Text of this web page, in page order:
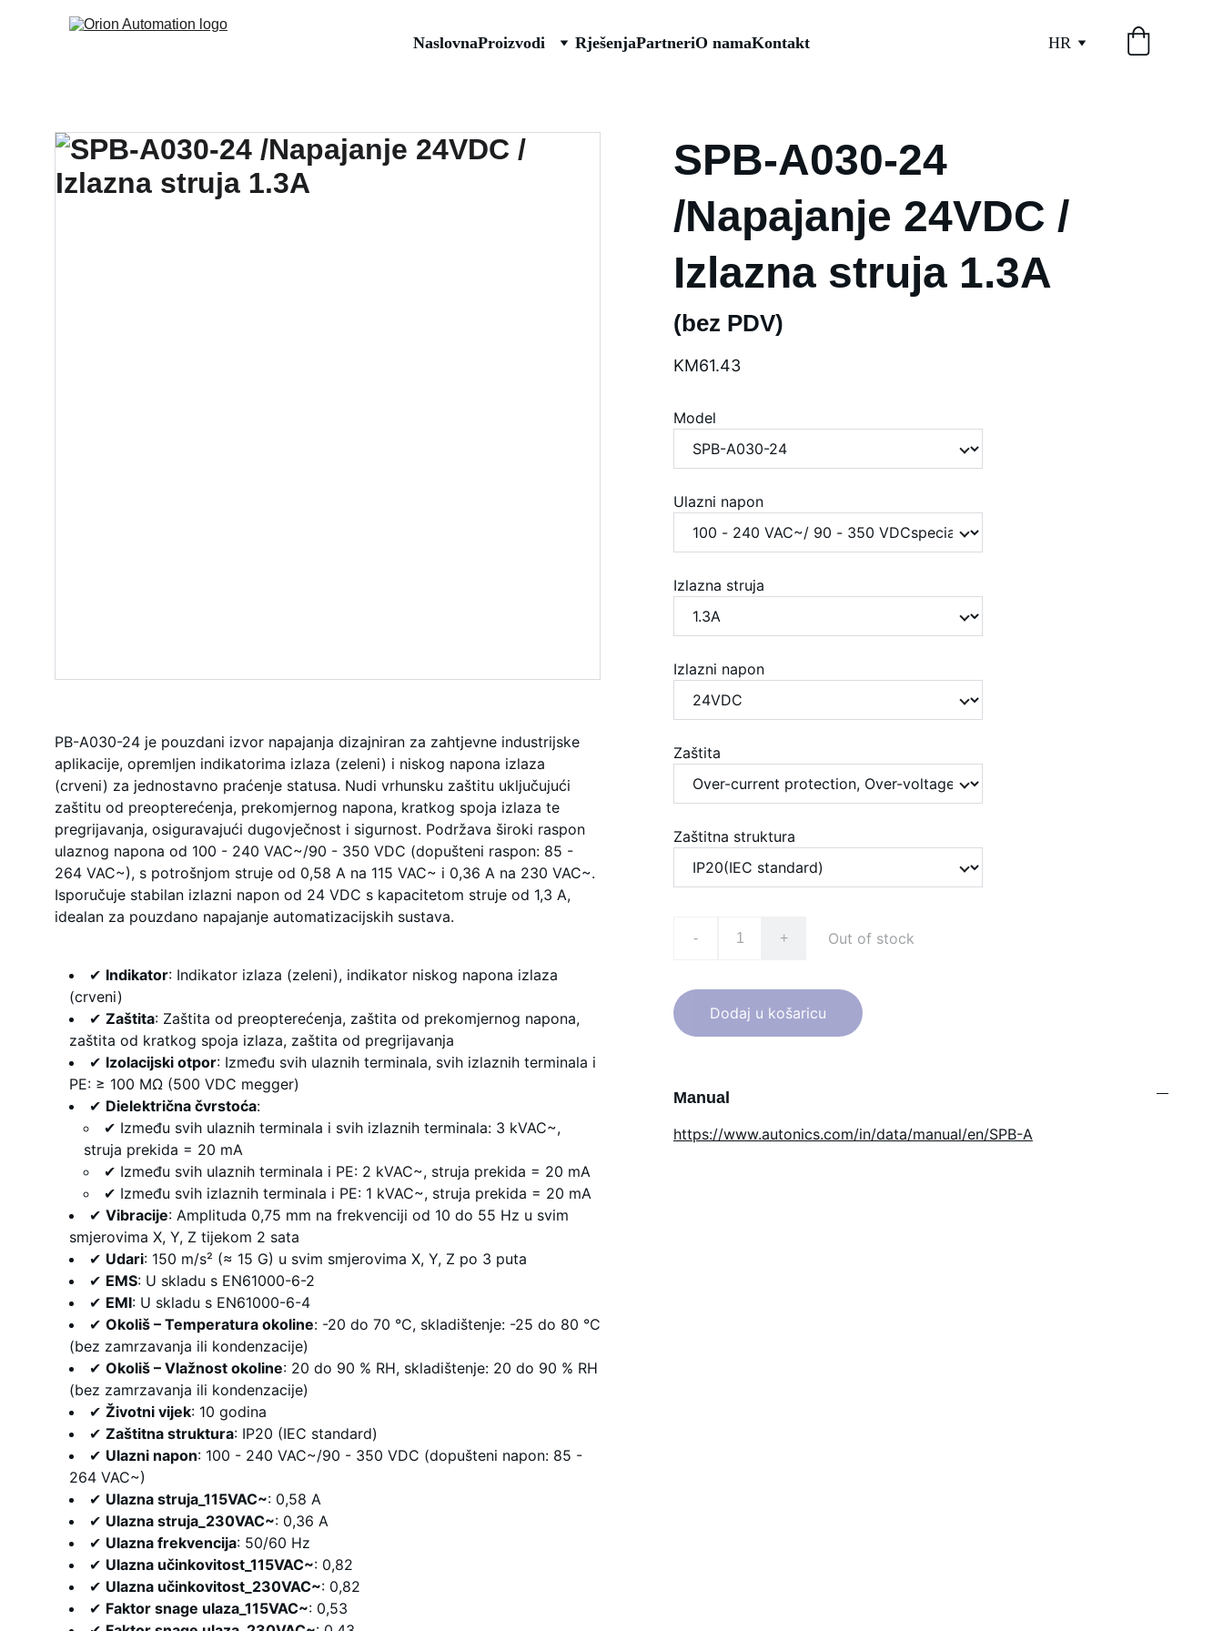
NaslovnaProizvodi RješenjaPartneriO namaKontakt HR
PB-A030-24 je pouzdani izvor napajanja dizajniran za zahtjevne industrijske
aplikacije, opremljen indikatorima izlaza (zeleni) i niskog napona izlaza
(crveni) za jednostavno praćenje statusa. Nudi vrhunsku zaštitu uključujući
zaštitu od preopterećenja, prekomjernog napona, kratkog spoja izlaza te
pregrijavanja, osiguravajući dugovječnost i sigurnost. Podržava široki raspon
ulaznog napona od 100 - 240 VAC~/90 - 350 VDC (dopušteni raspon: 85 -
264 VAC~), s potrošnjom struje od 0,58 A na 115 VAC~ i 0,36 A na 230 VAC~.
Isporučuje stabilan izlazni napon od 24 VDC s kapacitetom struje od 1,3 A,
idealan za pouzdano napajanje automatizacijskih sustava.
✔ Indikator: Indikator izlaza (zeleni), indikator niskog napona izlaza
(crveni)
✔ Zaštita: Zaštita od preopterećenja, zaštita od prekomjernog napona,
zaštita od kratkog spoja izlaza, zaštita od pregrijavanja
✔ Izolacijski otpor: Između svih ulaznih terminala, svih izlaznih terminala i
PE: ≥ 100 MΩ (500 VDC megger)
✔ Dielektrična čvrstoća:
✔ Između svih ulaznih terminala i svih izlaznih terminala: 3 kVAC~,
struja prekida = 20 mA
✔ Između svih ulaznih terminala i PE: 2 kVAC~, struja prekida = 20 mA
✔ Između svih izlaznih terminala i PE: 1 kVAC~, struja prekida = 20 mA
✔ Vibracije: Amplituda 0,75 mm na frekvenciji od 10 do 55 Hz u svim
smjerovima X, Y, Z tijekom 2 sata
✔ Udari: 150 m/s² (≈ 15 G) u svim smjerovima X, Y, Z po 3 puta
✔ EMS: U skladu s EN61000-6-2
✔ EMI: U skladu s EN61000-6-4
✔ Okoliš – Temperatura okoline: -20 do 70 °C, skladištenje: -25 do 80 °C
(bez zamrzavanja ili kondenzacije)
✔ Okoliš – Vlažnost okoline: 20 do 90 % RH, skladištenje: 20 do 90 % RH
(bez zamrzavanja ili kondenzacije)
✔ Životni vijek: 10 godina
✔ Zaštitna struktura: IP20 (IEC standard)
✔ Ulazni napon: 100 - 240 VAC~/90 - 350 VDC (dopušteni napon: 85 -
264 VAC~)
✔ Ulazna struja_115VAC~: 0,58 A
✔ Ulazna struja_230VAC~: 0,36 A
✔ Ulazna frekvencija: 50/60 Hz
✔ Ulazna učinkovitost_115VAC~: 0,82
✔ Ulazna učinkovitost_230VAC~: 0,82
✔ Faktor snage ulaza_115VAC~: 0,53
SPB-A030-24
/Napajanje 24VDC /
Izlazna struja 1.3A
(bez PDV)
KM61.43
Model
Ulazni napon
Izlazna struja
Izlazni napon
Zaštita
Zaštitna struktura
- + Out of stock
Dodaj u košaricu
Manual
https://www.autonics.com/in/data/manual/en/SPB-A